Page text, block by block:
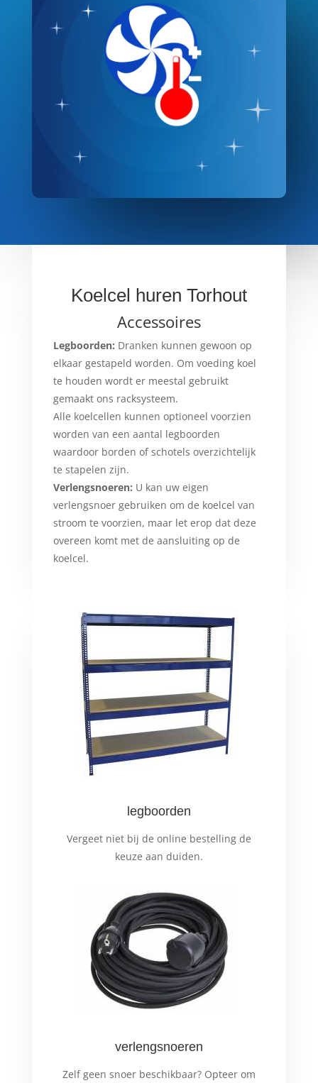
Koelcel huren Torhout
Accessoires
Legboorden: Dranken kunnen gewoon op
elkaar gestapeld worden. Om voeding koel
te houden wordt er meestal gebruikt
gemaakt ons racksysteem.
Alle koelcellen kunnen optioneel voorzien
worden van een aantal legboorden
waardoor borden of schotels overzichtelijk
te stapelen zijn.
Verlengsnoeren: U kan uw eigen
verlengsnoer gebruiken om de koelcel van
stroom te voorzien, maar let erop dat deze
overeen komt met de aansluiting op de
koelcel.
legboorden
Vergeet niet bij de online bestelling de
keuze aan duiden.
verlengsnoeren
Zelf geen snoer beschikbaar? Opteer om